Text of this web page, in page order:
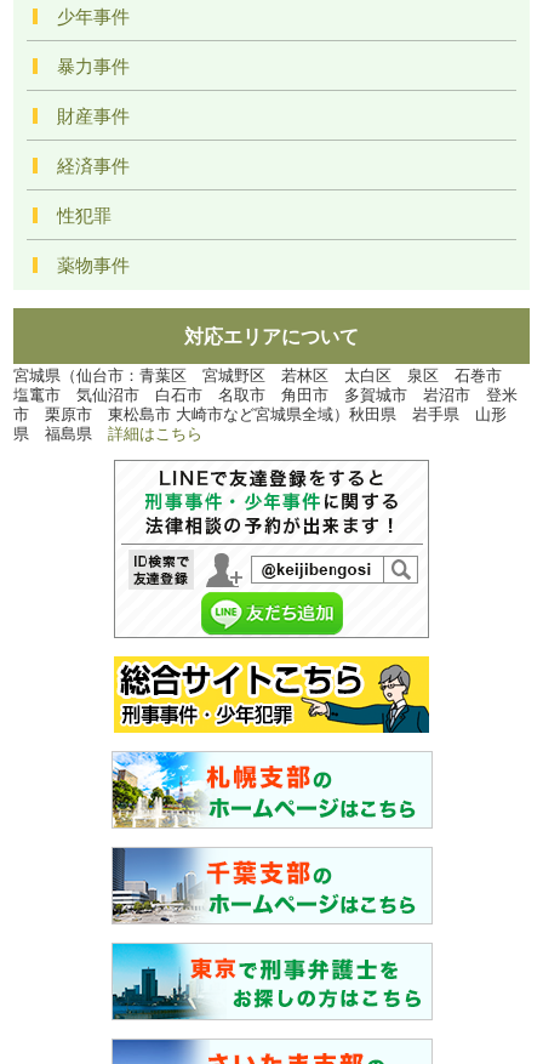
少年事件
暴力事件
財産事件
経済事件
性犯罪
薬物事件
対応エリアについて
宮城県（仙台市：青葉区 宮城野区 若林区 太白区 泉区 石巻市
塩竃市 気仙沼市 白石市 名取市 角田市 多賀城市 岩沼市 登米
市 栗原市 東松島市 大崎市など宮城県全域）秋田県 岩手県 山形
県 福島県詳細はこちら